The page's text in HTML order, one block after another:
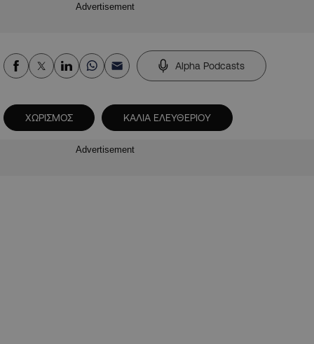
Advertisement
Alpha Podcasts
XΩΡΙΣΜΟΣ ΚΑΛΙΑ ΕΛΕΥΘΕΡΙΟΥ
Advertisement